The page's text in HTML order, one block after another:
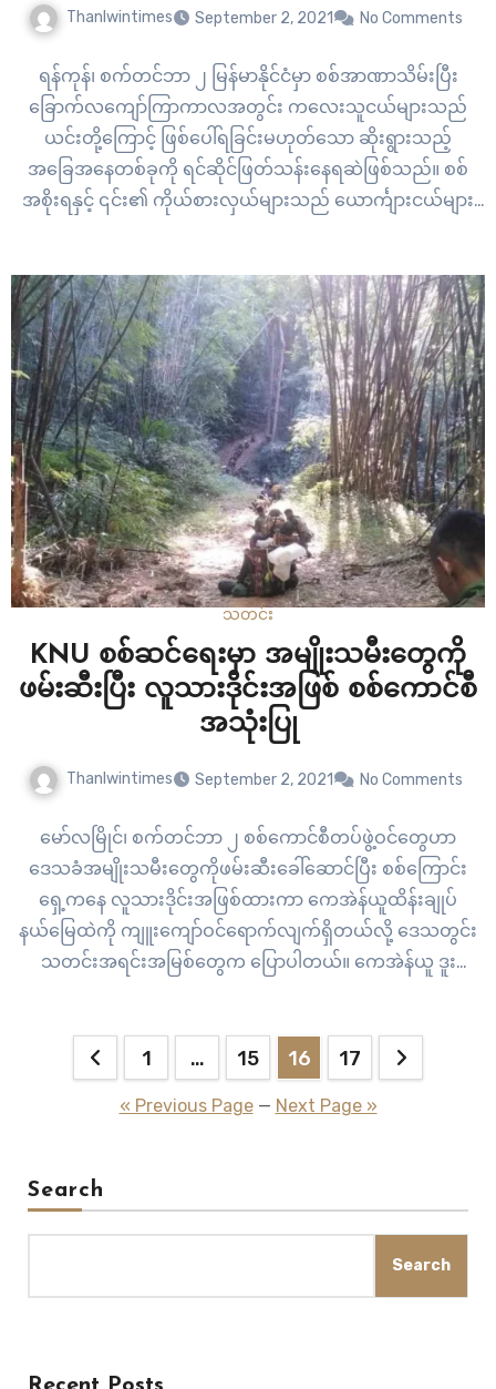
Thanlwintimes September 2, 2021 No Comments
ရန်ကုန်၊ စက်တင်ဘာ ၂ မြန်မာနိုင်ငံမှာ စစ်အာဏာသိမ်းပြီး
ခြောက်လကျော်ကြာကာလအတွင်း ကလေးသူငယ်များသည်
ယင်းတို့ကြောင့် ဖြစ်ပေါ်ရခြင်းမဟုတ်သော ဆိုးရွားသည့်
အခြေအနေတစ်ခုကို ရင်ဆိုင်ဖြတ်သန်းနေရဆဲဖြစ်သည်။ စစ်
အစိုးရနှင့် ၎င်း၏ ကိုယ်စားလှယ်များသည် ယောင်္ကျားငယ်များ
ထင်ရာမြင်ရာ ထိန်းသိမ်းထားခဲ့ကာ တိုင်းပြည်ကို ရုတ်တရက်ဖြစ်
ပေါ်လာနိုင်ဖွယ်ရှိသည့် လူသားချင်းစာနာထောက်ထား မှုဆိုင်ရာ
ကပ်ဘေးဆီသို့ ကျရောက်လုဆဲဆဲ အခြေအနေတစ်ခုအဖြစ်
တွန်းပို့ခဲ့ပြီးဖြစ်ပါသည်။ အမျိုးသမီးများနှင့်…
သတင်း
KNU စစ်ဆင်ရေးမှာ အမျိုးသမီးတွေကို
ဖမ်းဆီးပြီး လူသားဒိုင်းအဖြစ် စစ်ကောင်စီ
အသုံးပြု
Thanlwintimes September 2, 2021 No Comments
မော်လမြိုင်၊ စက်တင်ဘာ ၂ စစ်ကောင်စီတပ်ဖွဲ့ဝင်တွေဟာ
ဒေသခံအမျိုးသမီးတွေကိုဖမ်းဆီးခေါ်ဆောင်ပြီး စစ်ကြောင်း
ရှေ့ကနေ လူသားဒိုင်းအဖြစ်ထားကာ ကေအဲန်ယူထိန်းချုပ်
နယ်မြေထဲကို ကျူးကျော်ဝင်ရောက်လျက်ရှိတယ်လို့ ဒေသတွင်း
သတင်းအရင်းအမြစ်တွေက ပြောပါတယ်။ ကေအဲန်ယူ ဒူး
ရက်နေ့ မနက်ပိုင်းက သူတို့ရောက်ရှိနေတဲ့ ကရင်ပြည်နယ်၊ ကြာ
အင်းဆိပ်ကြီးမြို့နယ်၊ ပိုင်ကလာဒုံကျေးရွာက အမျိုးသမီးတစ်ဦး
ကို ဖမ်းဆီးခေါ်ဆောင်သွားခဲ့တာပါ။ စစ်ကောင်စီတပ်ဟာ…
Posts
pagination
1 … 15 16 17
« Previous Page— Next Page »
Search
Search